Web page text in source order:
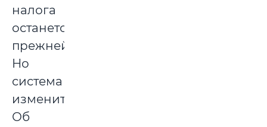
налога
останется
прежней.
Но
система
изменится.
Об